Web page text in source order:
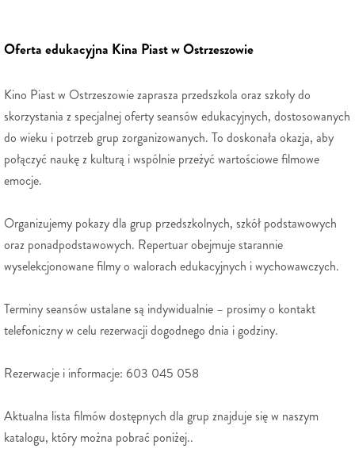
Oferta edukacyjna Kina Piast w Ostrzeszowie
Kino Piast w Ostrzeszowie zaprasza przedszkola oraz szkoły do
skorzystania z specjalnej oferty seansów edukacyjnych, dostosowanych
do wieku i potrzeb grup zorganizowanych. To doskonała okazja, aby
połączyć naukę z kulturą i wspólnie przeżyć wartościowe filmowe
emocje.
Organizujemy pokazy dla grup przedszkolnych, szkół podstawowych
oraz ponadpodstawowych. Repertuar obejmuje starannie
wyselekcjonowane filmy o walorach edukacyjnych i wychowawczych.
Terminy seansów ustalane są indywidualnie – prosimy o kontakt
telefoniczny w celu rezerwacji dogodnego dnia i godziny.
Rezerwacje i informacje: 603 045 058
Aktualna lista filmów dostępnych dla grup znajduje się w naszym
katalogu, który można pobrać poniżej..